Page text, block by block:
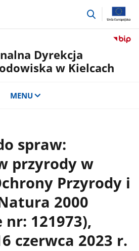
przejdź
Dyrekcja
w Kielcach
MENU
spraw:
przyrody w
Przyrody i
2000
nr: 121973),
czerwca 2023 r.